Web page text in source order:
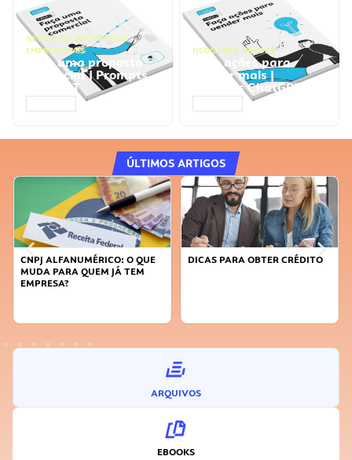
NEGÓCIOS, PROCESSOS
EMPRESARIAIS
Faça uma proposta
comercial | Prompts
ChatGPT
NEGÓCIOS, VENDAS
Faça ações para
vender mais |
Prompts ChatGPT
ÚLTIMOS ARTIGOS
DICAS PARA OBTER CRÉDITO
FAÇA A DIFERENÇA: SEJA
ARQUIVOS
EBOOKS